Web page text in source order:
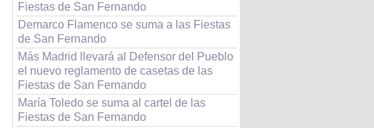
Fiestas de San Fernando
Demarco Flamenco se suma a las Fiestas
de San Fernando
Más Madrid llevará al Defensor del Pueblo
el nuevo reglamento de casetas de las
Fiestas de San Fernando
María Toledo se suma al cartel de las
Fiestas de San Fernando